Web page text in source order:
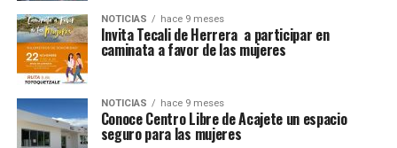
NOTICIAS hace 9 meses
Invita Tecali de Herrera a participar en
caminata a favor de las mujeres
NOTICIAS hace 9 meses
Conoce Centro Libre de Acajete un espacio
seguro para las mujeres